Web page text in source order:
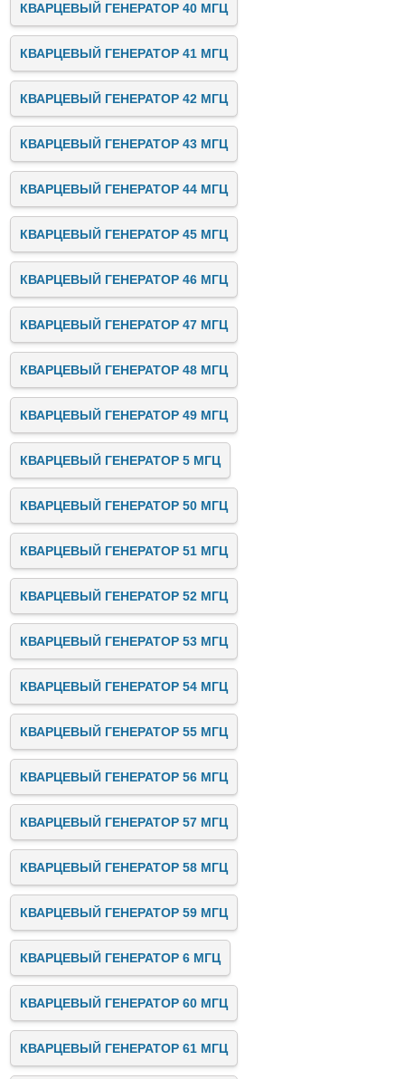
КВАРЦЕВЫЙ ГЕНЕРАТОР 40 МГЦ
КВАРЦЕВЫЙ ГЕНЕРАТОР 41 МГЦ
КВАРЦЕВЫЙ ГЕНЕРАТОР 42 МГЦ
КВАРЦЕВЫЙ ГЕНЕРАТОР 43 МГЦ
КВАРЦЕВЫЙ ГЕНЕРАТОР 44 МГЦ
КВАРЦЕВЫЙ ГЕНЕРАТОР 45 МГЦ
КВАРЦЕВЫЙ ГЕНЕРАТОР 46 МГЦ
КВАРЦЕВЫЙ ГЕНЕРАТОР 47 МГЦ
КВАРЦЕВЫЙ ГЕНЕРАТОР 48 МГЦ
КВАРЦЕВЫЙ ГЕНЕРАТОР 49 МГЦ
КВАРЦЕВЫЙ ГЕНЕРАТОР 5 МГЦ
КВАРЦЕВЫЙ ГЕНЕРАТОР 50 МГЦ
КВАРЦЕВЫЙ ГЕНЕРАТОР 51 МГЦ
КВАРЦЕВЫЙ ГЕНЕРАТОР 52 МГЦ
КВАРЦЕВЫЙ ГЕНЕРАТОР 53 МГЦ
КВАРЦЕВЫЙ ГЕНЕРАТОР 54 МГЦ
КВАРЦЕВЫЙ ГЕНЕРАТОР 55 МГЦ
КВАРЦЕВЫЙ ГЕНЕРАТОР 56 МГЦ
КВАРЦЕВЫЙ ГЕНЕРАТОР 57 МГЦ
КВАРЦЕВЫЙ ГЕНЕРАТОР 58 МГЦ
КВАРЦЕВЫЙ ГЕНЕРАТОР 59 МГЦ
КВАРЦЕВЫЙ ГЕНЕРАТОР 6 МГЦ
КВАРЦЕВЫЙ ГЕНЕРАТОР 60 МГЦ
КВАРЦЕВЫЙ ГЕНЕРАТОР 61 МГЦ